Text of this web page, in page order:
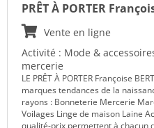
PRÊT À PORTER
Vente en ligne
Activité : Mode &
mercerie
LE PRÊT À PORTER Françoise
marques tendances de la
rayons : Bonneterie Mercerie
Voilages Linge de maison Laine
qualité-prix permettent à chacun